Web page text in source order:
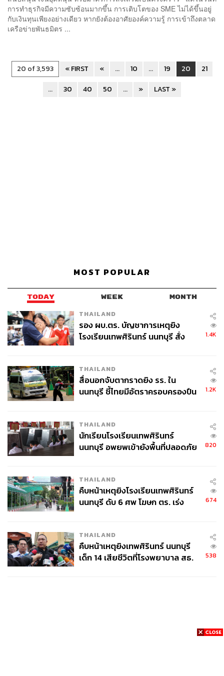
การทำธุรกิจมีความซับซ้อนมากขึ้น การเติบโตของ SME ไม่ได้ขึ้นอยู่
กับเงินทุนเพียงอย่างเดียว หากยังต้องอาศัยองค์ความรู้ การเข้าถึงตลาด
เครือข่ายพันธมิตร ...
20 of 3,593 « FIRST « ... 10 ... 19 20
21
...
30 40 50 ... » LAST »
MOST POPULAR
TODAY WEEK MONTH
THAILAND
รอง ผบ.ตร. บัญชาการเหตุยิง
โรงเรียนเทพศิรินทร์ นนทบุรี สั่ง
1.4K
THAILAND
สื่อนอกจับตากราดยิง รร. ใน
นนทบุรี ชี้ไทยมีอัตราครอบครองปืน
1.2K
THAILAND
นักเรียนโรงเรียนเทพศิรินทร์
นนทบุรี อพยพเข้ายังพื้นที่ปลอดภัย
820
THAILAND
คืบหน้าเหตุยิงโรงเรียนเทพศิรินทร์
นนทบุรี ดับ 6 ศพ โฆษก ตร. เร่ง
674
THAILAND
คืบหน้าเหตุยิงเทพศิรินทร์ นนทบุรี
เด็ก 14 เสียชีวิตที่โรงพยาบาล สธ.
538